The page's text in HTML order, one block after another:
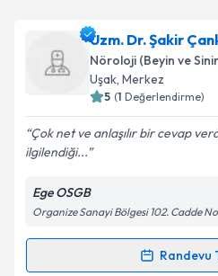
Ass. Dr. Halit Güneşiçin
oluşturun. Size bu
takvim hazırlandığında e-
Kişisel verilerimin
Metni'ni okudum ve
kapsamda işlenmesini
Uzm. Dr. Şakir
Nöroloji (Beyin ve
Uşak, Merkez
5 (1 Değerlendirme)
Çok net ve anlaşılır bir cevap
ilgilendiği...
Ege OSGB
Organize Sanayi Bölgesi 102. Cadde
Randevu
Randevu Takvimi